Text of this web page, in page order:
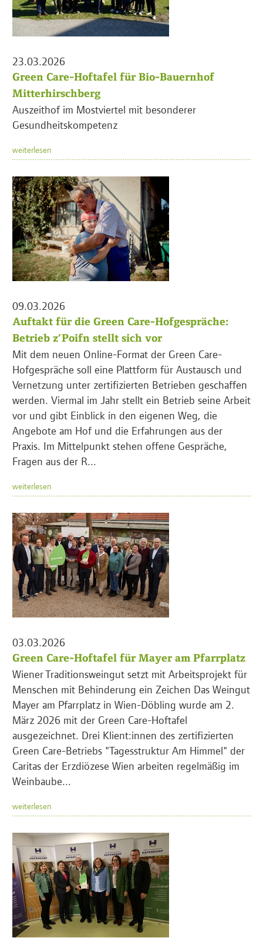
23.03.2026
Green Care-Hoftafel für Bio-Bauernhof
Mitterhirschberg
Auszeithof im Mostviertel mit besonderer
Gesundheitskompetenz
weiterlesen
09.03.2026
Auftakt für die Green Care-Hofgespräche:
Betrieb z’Poifn stellt sich vor
Mit dem neuen Online-Format der Green Care-
Hofgespräche soll eine Plattform für Austausch und
Vernetzung unter zertifizierten Betrieben geschaffen
werden. Viermal im Jahr stellt ein Betrieb seine Arbeit
vor und gibt Einblick in den eigenen Weg, die
Angebote am Hof und die Erfahrungen aus der
Praxis. Im Mittelpunkt stehen offene Gespräche,
Fragen aus der R...
weiterlesen
03.03.2026
Green Care-Hoftafel für Mayer am Pfarrplatz
Wiener Traditionsweingut setzt mit Arbeitsprojekt für
Menschen mit Behinderung ein Zeichen Das Weingut
Mayer am Pfarrplatz in Wien-Döbling wurde am 2.
März 2026 mit der Green Care-Hoftafel
ausgezeichnet. Drei Klient:innen des zertifizierten
Green Care-Betriebs "Tagesstruktur Am Himmel" der
Caritas der Erzdiözese Wien arbeiten regelmäßig im
Weinbaube...
weiterlesen